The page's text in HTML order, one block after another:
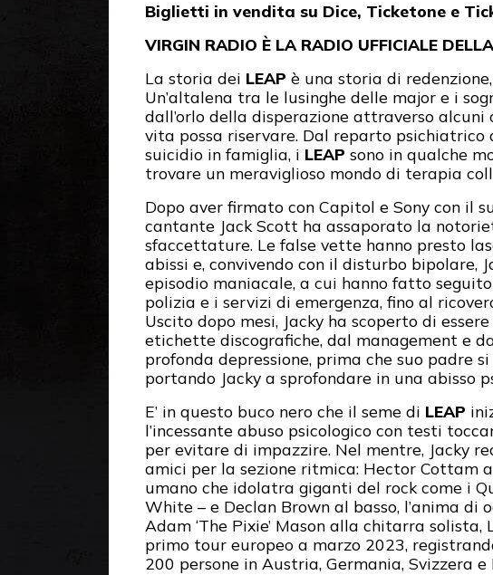
Biglietti in vendita su Dice, Ticketone e
VIRGIN RADIO È LA RADIO UFFICIALE
La storia dei LEAP è una storia di
Un’altalena tra le lusinghe delle major e i
dall’orlo della disperazione attraverso
vita possa riservare. Dal reparto psichiatrico
suicidio in famiglia, i LEAP sono in qualche
trovare un meraviglioso mondo di terapia
Dopo aver firmato con Capitol e Sony con il
cantante Jack Scott ha assaporato la
sfaccettature. Le false vette hanno presto
abissi e, convivendo con il disturbo bipolare,
episodio maniacale, a cui hanno fatto
polizia e i servizi di emergenza, fino al
Uscito dopo mesi, Jacky ha scoperto di
etichette discografiche, dal management e
profonda depressione, prima che suo padre
portando Jacky a sprofondare in una abisso
E’ in questo buco nero che il seme di LEAP
l’incessante abuso psicologico con testi
per evitare di impazzire. Nel mentre, Jacky
amici per la sezione ritmica: Hector Cottam
umano che idolatra giganti del rock come i
White – e Declan Brown al basso, l’anima di
Adam ‘The Pixie’ Mason alla chitarra
primo tour europeo a marzo 2023,
200 persone in Austria, Germania, Svizzera e